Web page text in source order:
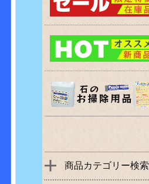
商品カテゴリー検索